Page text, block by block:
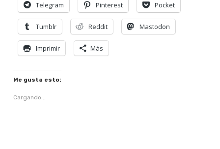
Telegram Pinterest Pocket
Tumblr Reddit Mastodon
Imprimir Más
Me gusta esto:
Cargando...